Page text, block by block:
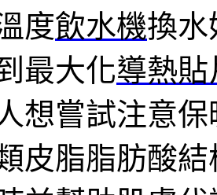
度飲水機換水
最大化導熱貼
想嘗試注意保
皮脂脂肪酸